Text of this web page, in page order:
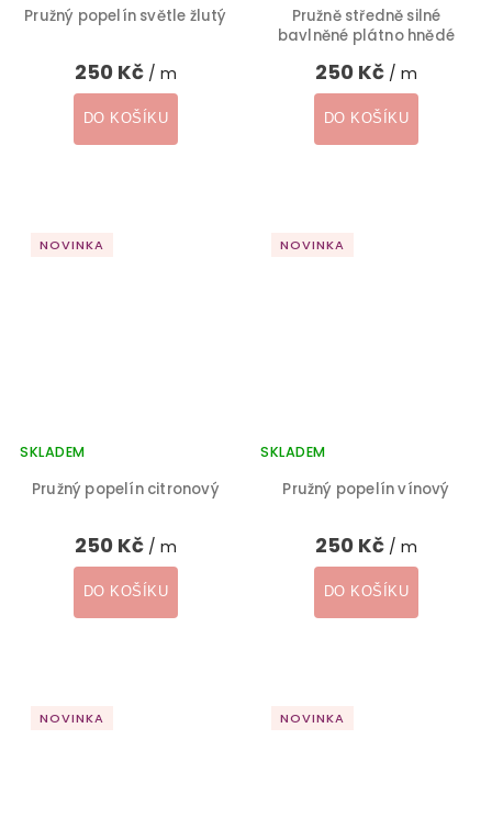
Pružný popelín světle žlutý
250 Kč / m
DO KOŠÍKU
Pružně středně silné
bavlněné plátno hnědé
250 Kč / m
DO KOŠÍKU
NOVINKA
Pružný popelín citronový
SKLADEM
250 Kč / m
DO KOŠÍKU
NOVINKA
Pružný popelín vínový
SKLADEM
250 Kč / m
DO KOŠÍKU
NOVINKA NOVINKA